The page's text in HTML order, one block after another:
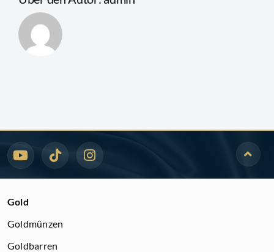
Gold
Goldmünzen
Goldbarren